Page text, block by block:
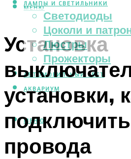
ЛАМПЫ И СВЕТИЛЬНИКИ
Светодиоды
Цоколи и
Люстры
Прожекторы
АВТОМОБИЛЬНЫЙ СВЕТ
АКВАРИУМ
МЕНЮ
МЕНЮ
Установка
установки,
подключить
провода